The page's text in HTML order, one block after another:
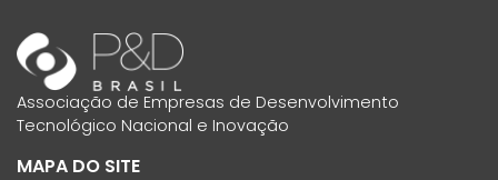
Associação de Empresas de Desenvolvimento
Tecnológico Nacional e Inovação
MAPA DO SITE